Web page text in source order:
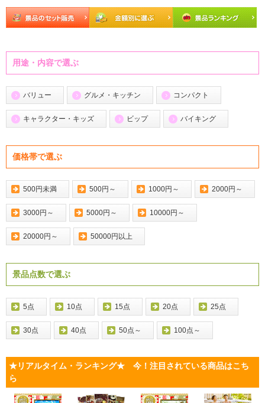
用途・内容で選ぶ
バリュー グルメ・キッチン コンパクト
キャラクター・キッズ ビップ バイキング
価格帯で選ぶ
500円未満 500円～ 1000円～ 2000円～
3000円～ 5000円～ 10000円～
20000円～ 50000円以上
景品点数で選ぶ
5点 10点 15点 20点 25点
30点 40点 50点～ 100点～
★リアルタイム・ランキング★ 今！注目されている商品はこち
ら